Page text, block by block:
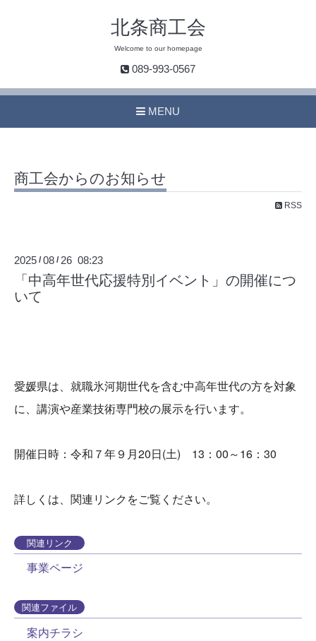
北条商工会
Welcome to our homepage
089-993-0567
MENU
商工会からのお知らせ
RSS
2025 /08 / 26 08:23
「中高年世代応援特別イベント」の開催につ
いて
愛媛県は、就職氷河期世代を含む中高年世代の方を対象
に、講演や産業技術専門校の展示を行います。
開催日時：令和７年９月20日(土) 13：00～16：30
詳しくは、関連リンクをご覧ください。
関連リンク
事業ページ
関連ファイル
案内チラシ